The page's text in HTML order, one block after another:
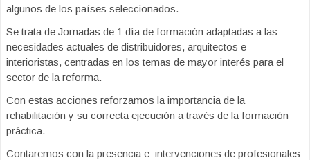
algunos de los países seleccionados.
Se trata de Jornadas de 1 día de formación adaptadas a las
necesidades actuales de distribuidores, arquitectos e
interioristas, centradas en los temas de mayor interés para el
sector de la reforma.
Con estas acciones reforzamos la importancia de la
rehabilitación y su correcta ejecución a través de la formación
práctica.
Contaremos con la presencia e intervenciones de profesionales